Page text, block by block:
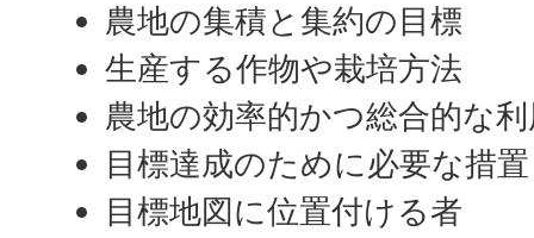
農地の集積と集約の目標
生産する作物や栽培方法
農地の効率的かつ総合的な
目標達成のために必要な措置
目標地図に位置付ける者